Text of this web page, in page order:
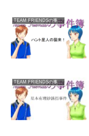
TEAM FRIENDSの事件簿
TEAM FRIENDSの事件簿